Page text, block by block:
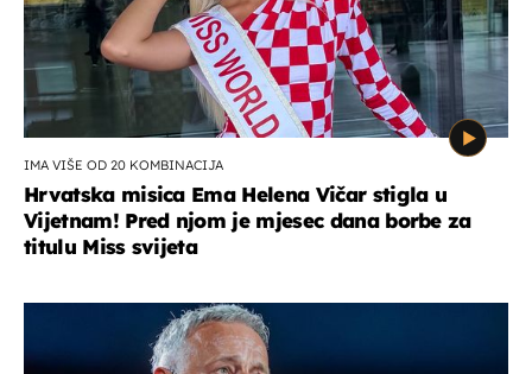
IMA VIŠE OD 20 KOMBINACIJA
Hrvatska misica Ema Helena Vičar stigla u
Vijetnam! Pred njom je mjesec dana borbe za
titulu Miss svijeta